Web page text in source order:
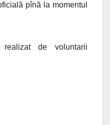
pînă la momentul
de voluntarii